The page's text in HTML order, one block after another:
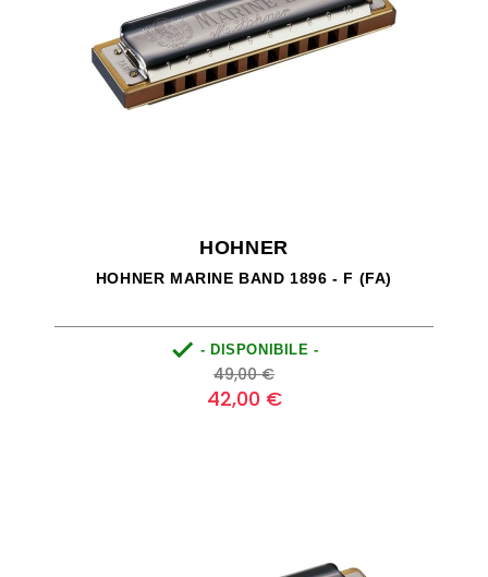
HOHNER
HOHNER MARINE BAND 1896 - F (FA)
 - DISPONIBILE -
Prezzo
base
49,00 €Prezzo
42,00 €